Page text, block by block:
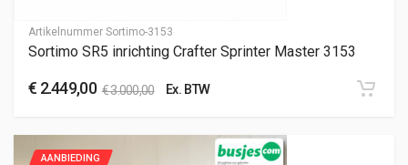
Artikelnummer Sortimo-3153
Sortimo SR5 inrichting Crafter Sprinter Master 3153
€ 2.449,00 €3.000,00 Ex. BTW
AANBIEDING